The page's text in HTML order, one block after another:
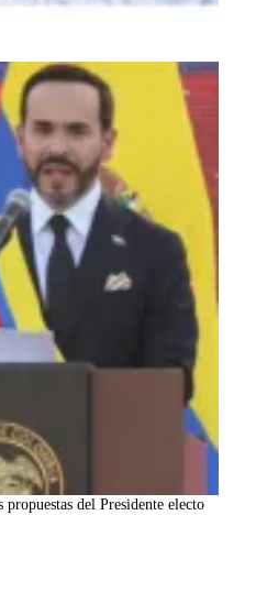
del Presidente electo